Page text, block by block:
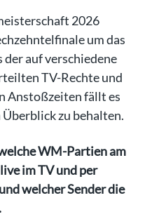
2026
um das
auf verschiedene
TV-Rechte und
Anstoßzeiten fällt es
zu behalten.
WM-Partien am
im TV und per
welcher Sender die